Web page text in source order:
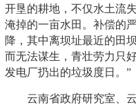
开垦的耕地，不仅水土流
淹掉的一亩水田。补偿的
降，其中离坝址最近的田
而无法谋生，青壮劳力只
发电厂扔出的垃圾度日。”
云南省政府研究室、云